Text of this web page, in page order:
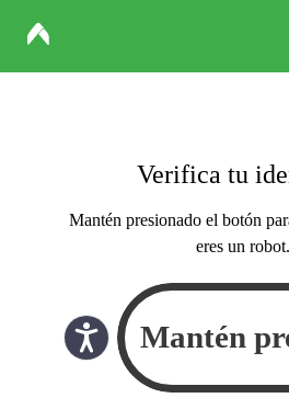
Verifica tu
Mantén presionado el botón
eres un robot.